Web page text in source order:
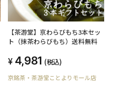
【茶游堂】京わらびもち3本セッ
ト（抹茶わらびもち）送料無料
4,981 (税込)
京銘茶・茶游堂ことよりモール店